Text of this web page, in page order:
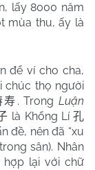
8000 năm
mùa thu, ấy là
ví cho cha,
chúc thọ người
寿 . Trong Luận
là Khổng Lí 孔
đề, nên đã “xu
sân). Nhân
hợp lại với chữ